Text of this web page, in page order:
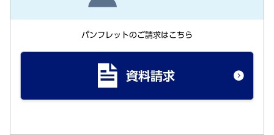
パンフレットのご請求はこちら
資料請求